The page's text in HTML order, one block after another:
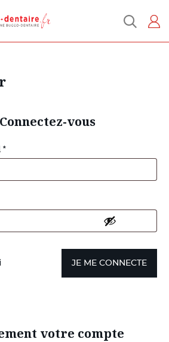
vous
*
JE ME CONNECTE
votre compte